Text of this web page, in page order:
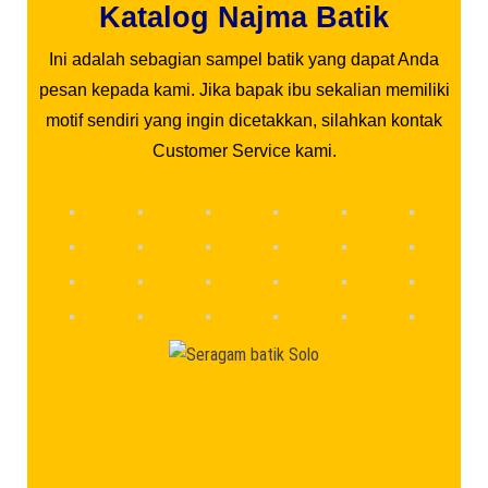
Katalog Najma Batik
Ini adalah sebagian sampel batik yang dapat Anda
pesan kepada kami. Jika bapak ibu sekalian memiliki
motif sendiri yang ingin dicetakkan, silahkan kontak
Customer Service kami.